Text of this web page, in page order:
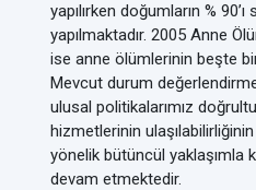
yapılırken doğumların %
yapılmaktadır. 2005 Anne
ise anne ölümlerinin beşte
Mevcut durum
ulusal politikalarımız
hizmetlerinin
yönelik bütüncül yaklaşımla
devam etmektedir.